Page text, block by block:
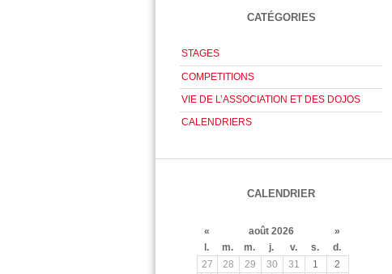
CATÉGORIES
STAGES
COMPETITIONS
VIE DE L’ASSOCIATION ET DES DOJOS
CALENDRIERS
CALENDRIER
« août 2026
»
l.
m. m. j. v. s.
d.
27
28 29 30 31 1
2